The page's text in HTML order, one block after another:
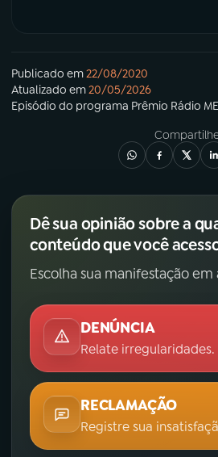
Publicado em22/08/2020
Atualizado em20/05/2026
Episódio do programa Prêmio Rádio
Dê sua opinião sobre a
conteúdo que você
Escolha sua manifestação
DENÚNCIA
Relate irregularidades.
RECLAMAÇÃO
Registre sua